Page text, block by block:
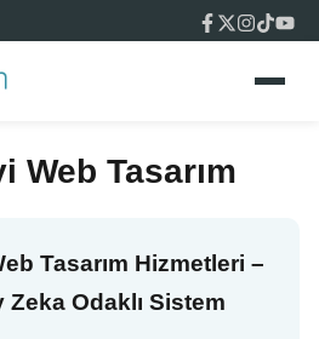
Web Tasarım
Tasarım Hizmetleri –
Odaklı Sistem